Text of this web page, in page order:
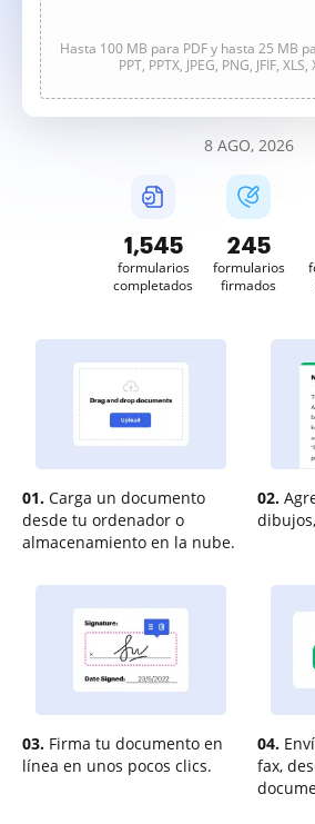
Hasta 100 MB para PDF y hasta 25 MB
PPT, PPTX, JPEG, PNG, JFIF, XLS,
8 AGO, 2026
1,546
formularios
completados
245
formularios
firmados
01. Carga un documento
desde tu ordenador o
almacenamiento en la nube.
02.
03. Firma tu documento en
línea en unos pocos clics.
04.
fax,